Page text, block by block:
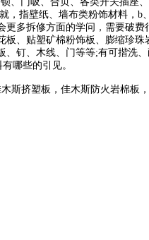
指壁纸、墙布类粉饰材料，
多拆修方面的学问，需要破
、贴塑矿棉粉饰板、膨缩珍
钉、木线、门等等;有可揩洗
哪些的引见。
斯挤塑板，佳木斯防火岩棉板